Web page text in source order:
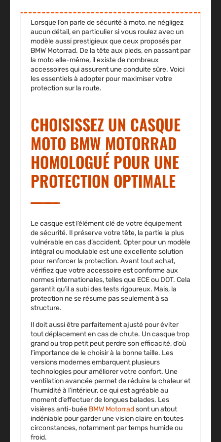
Lorsque l’on parle de sécurité à moto, ne négligez
aucun détail, en particulier si vous roulez avec un
modèle aussi prestigieux que ceux proposés par
BMW Motorrad. De la tête aux pieds, en passant par
la moto elle-même, il existe de nombreux
accessoires qui assurent une conduite sûre. Voici
les essentiels à adopter pour maximiser votre
protection sur la route.
CHOISISSEZ UN CASQUE
MOTO BMW MOTORRAD
HOMOLOGUÉ POUR UNE
PROTECTION OPTIMALE
Le casque est l’élément clé de votre équipement
de sécurité. Il préserve votre tête, la partie la plus
vulnérable en cas d’accident. Opter pour un modèle
intégral ou modulable est une excellente solution
pour renforcer la protection. Avant tout achat,
vérifiez que votre accessoire estconforme aux
normes internationales, telles que ECE ou DOT. Cela
garantit qu’il a subi des tests rigoureux. Mais, la
protection ne se résume pas seulement à sa
structure.
Il doit aussi être parfaitement ajusté pour éviter
tout déplacement en cas de chute. Un casque trop
grand ou trop petit peut perdre son efficacité, d’où
l’importance de le choisir à la bonne taille. Les
versions modernes embarquent plusieurs
technologies pour améliorer votre confort. Une
ventilation avancée permet de réduire la chaleur et
l’humidité à l’intérieur, ce qui est agréable au
moment d’effectuer de longues balades. Les
visières anti-buée BMW Motorradsont un atout
indéniable pourgarder une vision claire en toutes
circonstances, notamment par temps humide ou
froid.